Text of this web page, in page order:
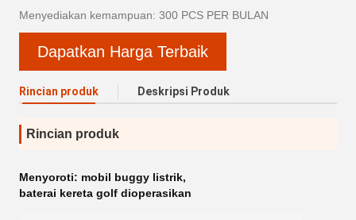
Menyediakan kemampuan: 300 PCS PER BULAN
Dapatkan Harga Terbaik
Rincian produk Deskripsi Produk
Rincian produk
Menyoroti: mobil buggy listrik,
baterai kereta golf dioperasikan